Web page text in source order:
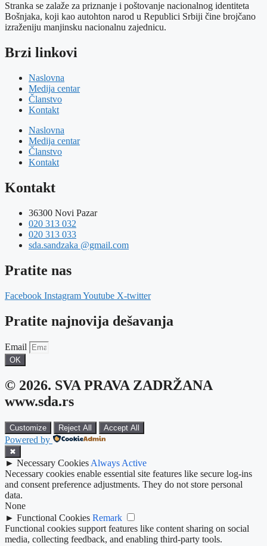
Stranka se zalaže za priznanje i poštovanje nacionalnog identiteta
Bošnjaka, koji kao autohton narod u Republici Srbiji čine brojčano
izraženiju manjinsku nacionalnu zajednicu.
Brzi linkovi
Naslovna
Medija centar
Članstvo
Kontakt
Naslovna
Medija centar
Članstvo
Kontakt
Kontakt
36300 Novi Pazar
020 313 032
020 313 033
sda.sandzaka @gmail.com
Pratite nas
Facebook InstagramYoutube X-twitter
Pratite najnovija dešavanja
Email
OK
© 2026. SVA PRAVA ZADRŽANA
www.sda.rs
Customize Reject All Accept All
Powered by
✖
► Necessary Cookies Always Active
Necessary cookies enable essential site features like secure log-ins
and consent preference adjustments. They do not store personal
data.
None
► Functional Cookies Remark
Functional cookies support features like content sharing on social
media, collecting feedback, and enabling third-party tools.